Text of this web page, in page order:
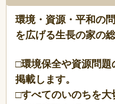
環境・資源・平和の
を広げる生長の家の総
□環境保全や資源問
掲載します。
□すべてのいのちを大